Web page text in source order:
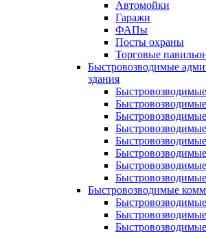
Автомойки
Гаражи
ФАПы
Посты охраны
Торговые
Быстровозводимые
здания
Быстровозводимые